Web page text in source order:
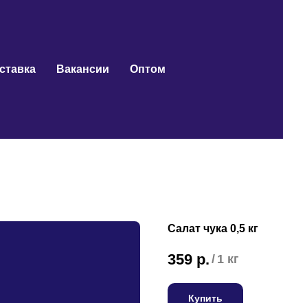
Вакансии Оптом
Салат чука 0,5 кг
359 р. / 1 кг
Купить